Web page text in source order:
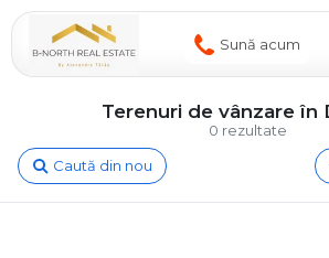
Sună acum
0 rezultate
Terenuri de vânzare în
Caută din nou